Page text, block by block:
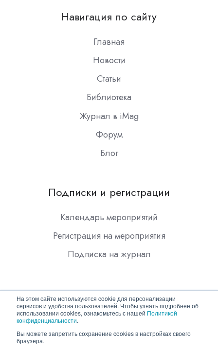
На этом сайте используются cookie для персонализации
сервисов и удобства пользователей. Чтобы узнать подробнее об
использовании cookies, ознакомьтесь с нашей Политикой
конфиденциальности.
Вы можете запретить сохранение cookies в настройках своего
браузера.
Slack
Навигация по сайту
Главная
Новости
Статьи
Библиотека
Журнал в iMag
Форум
Блог
Подписки и регистрации
Календарь мероприятий
Регистрация на мероприятия
Подписка на журнал
Copyright © 2026 ООО "Гротек"